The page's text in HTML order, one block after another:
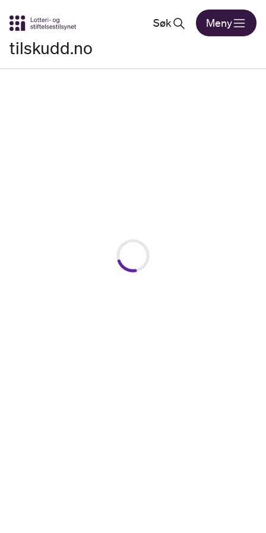
Gå til hovedinnhold
Søk Meny
tilskudd.no